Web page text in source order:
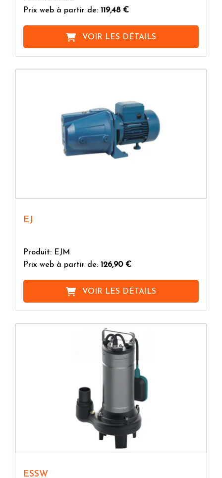
Prix web à partir de: 119,48 €
VOIR LES DÉTAILS
EJ
Produit: EJM
Prix web à partir de: 126,90 €
VOIR LES DÉTAILS
ESSW